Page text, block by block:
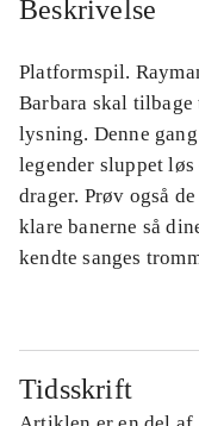
Beskrivelse
Platformspil.
Barbara skal
lysning. Denne
legender sluppet
drager. Prøv også
klare banerne så
kendte sanges
Tidsskrift